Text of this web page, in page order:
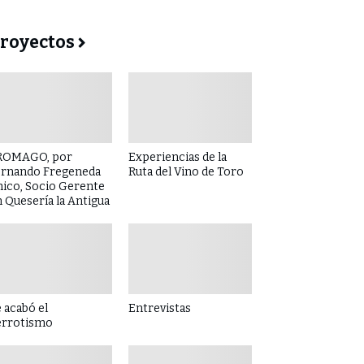
por
Fregeneda
Socio Gerente
Quesería la Antigua
Experiencias de la
Ruta del Vino de Toro
acabó el
Entrevistas